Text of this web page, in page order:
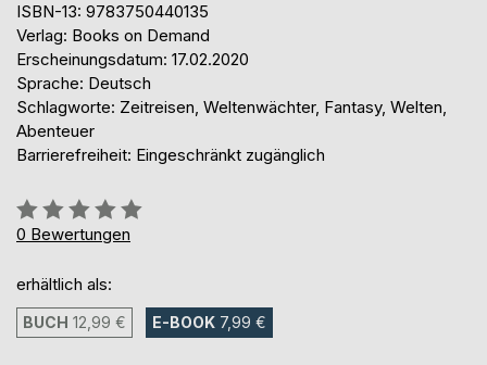
ISBN-13: 9783750440135
Verlag: Books on Demand
Erscheinungsdatum: 17.02.2020
Sprache: Deutsch
Schlagworte: Zeitreisen, Weltenwächter, Fantasy, Welten,
Abenteuer
Barrierefreiheit: Eingeschränkt zugänglich
Bewertung::
0%
0 Bewertungen
erhältlich als:
BUCH 12,99 € E-BOOK 7,99 €